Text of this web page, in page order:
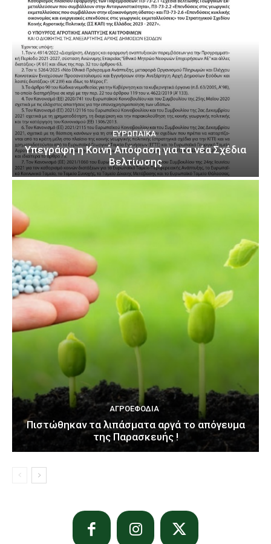
ΕΥΡΩΠΑΪΚΆ
Υπεγράφη η Κοινή Απόφαση για τα νέα Σχέδια
Βελτίωσης
ΑΓΡΟΕΦΌΔΙΑ
Πιστώθηκαν τα λιπάσματα αργά το απόγευμα
της Παρασκευής !